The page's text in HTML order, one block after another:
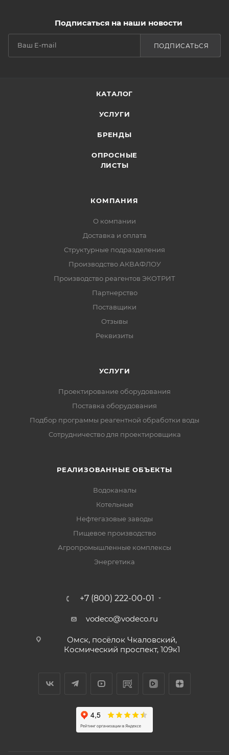
Подписаться на наши новости
ПОДПИСАТЬСЯ
КАТАЛОГ
УСЛУГИ
БРЕНДЫ
ОПРОСНЫЕ
ЛИСТЫ
КОМПАНИЯ
О компании
Доставка и оплата
Структурные подразделения
Производство АКВАФЛОУ
Производство реагентов ЭКОТРИТ
Партнерство
Поставщики
Отзывы
Реквизиты
УСЛУГИ
Проектирование оборудования
Поставка оборудования
Подбор программы реагентной обработки воды
Сотрудничество для проектировщика
РЕАЛИЗОВАННЫЕ ОБЪЕКТЫ
Водоканалы
Котельные
Нефтегазовые заводы
Пищевое производство
Агропромышленные комплексы
Энергетика
+7 (800) 222-00-01
vodeco@vodeco.ru
Омск, посёлок Чкаловский,
Космический проспект, 109к1